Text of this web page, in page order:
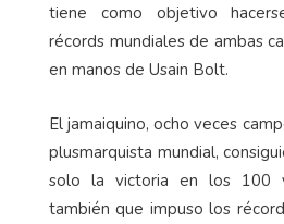
tiene como objetivo
récords mundiales de ambas
en manos de Usain Bolt.
El jamaiquino, ocho veces
plusmarquista mundial,
solo la victoria en los 100
también que impuso los